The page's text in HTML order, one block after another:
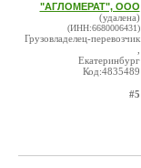
"АГЛОМЕРАТ", ООО
(удалена)
(ИНН:6680006431)
Грузовладелец-перевозчик
Екатеринбург
Код:4835489
#5